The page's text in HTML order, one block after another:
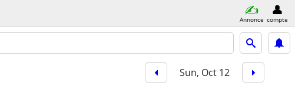
Annonce compte
Sun, Oct 12